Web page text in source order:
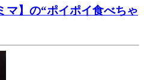
マ】の“ポイポイ食べちゃ